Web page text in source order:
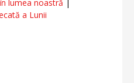
lumea noastră
a Lunii